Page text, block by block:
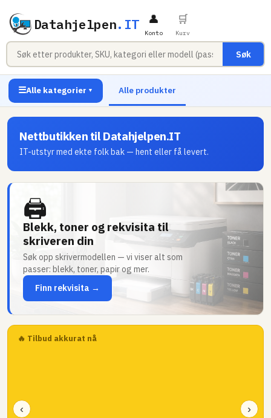
Datahjelpen.IT
Søk
👤
Konto
🛒
Kurv
☰Alle kategorier ▼ Alle produkter
Nettbutikken til Datahjelpen.IT
IT-utstyr med ekte folk bak — hent eller få levert.
🖨
Blekk, toner og rekvisita til
skriveren din
Søk opp skrivermodellen — vi viser alt som
passer: blekk, toner, papir og mer.
Finn rekvisita →
🔥 Tilbud akkurat nå
‹ ›